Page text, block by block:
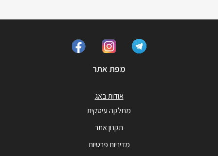
מפת אתר
אודות באג
מחלקה עיסקית
תקנון אתר
מדיניות פרטיות